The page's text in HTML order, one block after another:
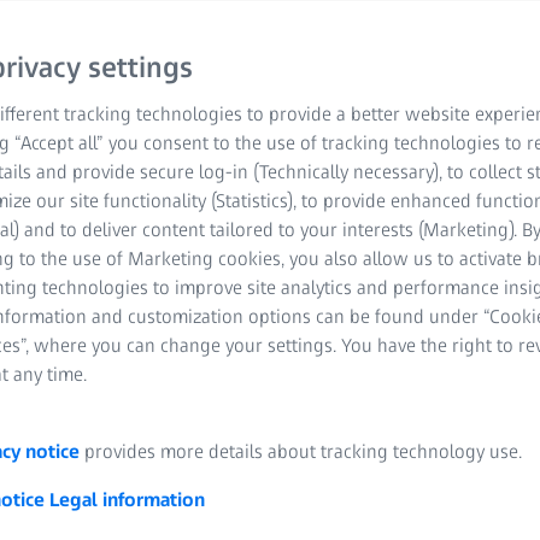
2026 – Nove istaknute
za verziju 2026 donosi brojne nove funkcije, poboljšanja i dodatne
podataka bili jednostavniji i efikasniji. Uz novu verziju
prevod izveštaja zasnovan na veštačkoj inteligenciji, kao i nove
settings
tracking technologies to provide a better website
“Accept all” you consent to the use of tracking technologies to
and provide secure log-in (Technically necessary), to collect
our site functionality (Statistics), to provide enhanced
and to deliver content tailored to your interests (Marketing). By
to the use of Marketing cookies, you also allow us to activate
technologies to improve site analytics and performance
and customization options can be found under
where you can change your settings. You have the right to
any time.
notice provides more details about tracking technology use.
Legal information